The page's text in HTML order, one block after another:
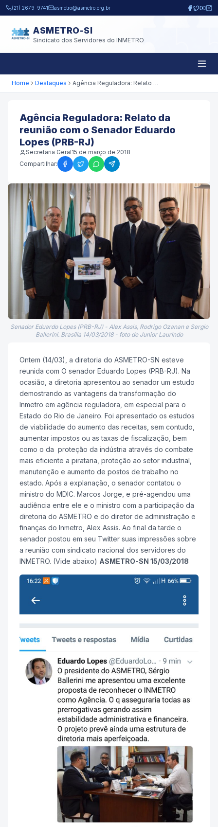
Pular para o conteúdo principal
(21) 2679-9741 asmetro@asmetro.org.br
ASMETRO-SI
Sindicato dos Servidores do INMETRO
Home Destaques Agência Reguladora: Relato da reunião com o Senador Eduardo Lopes (PRB-RJ)
Agência Reguladora: Relato da
reunião com o Senador Eduardo
Lopes (PRB-RJ)
Secretaria Geral15 de março de 2018
Compartilhar:
Senador Eduardo Lopes (PRB-RJ) - Alex Assis, Rodrigo Ozanan e Sergio
Ballerini. Brasília 14/03/2018 - foto de Junior Laurindo
Ontem (14/03), a diretoria do ASMETRO-SN esteve
reunida com O senador Eduardo Lopes (PRB-RJ). Na
ocasião, a diretoria apresentou ao senador um estudo
demostrando as vantagens da transformação do
Inmetro em agência reguladora, em especial para o
Estado do Rio de Janeiro. Foi apresentado os estudos
de viabilidade do aumento das receitas, sem contudo,
aumentar impostos ou as taxas de fiscalização, bem
como o da proteção da indústria através do combate
mais eficiente a pirataria, proteção ao setor industrial,
manutenção e aumento de postos de trabalho no
estado. Após a explanação, o senador contatou o
ministro do MDIC. Marcos Jorge, e pré-agendou uma
audiência entre ele e o ministro com a participação da
diretoria do ASMETRO e do diretor de administração e
finanças do Inmetro, Alex Assis. Ao final da tarde o
senador postou em seu Twitter suas impressões sobre
a reunião com sindicato nacional dos servidores do
INMETRO. (Vide abaixo) ASMETRO-SN 15/03/2018